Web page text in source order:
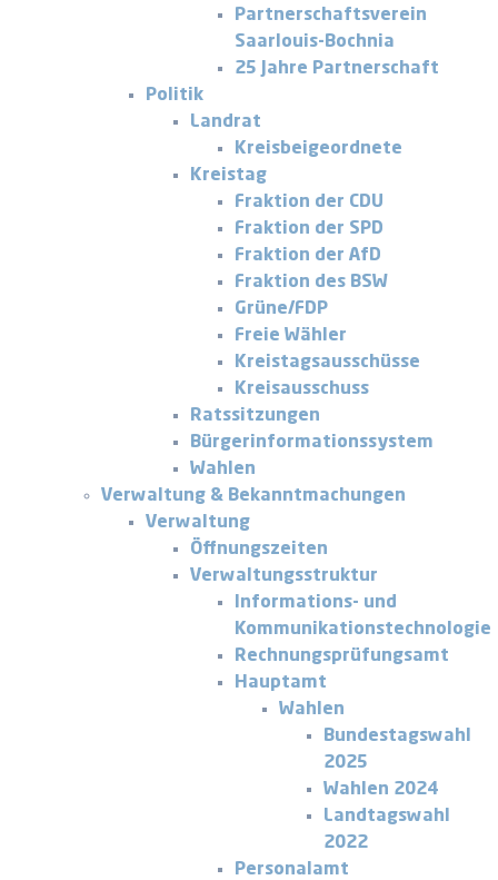
Partnerschaftsverein
Saarlouis-Bochnia
25 Jahre Partnerschaft
Politik
Landrat
Kreisbeigeordnete
Kreistag
Fraktion der CDU
Fraktion der SPD
Fraktion der AfD
Fraktion des BSW
Grüne/FDP
Freie Wähler
Kreistagsausschüsse
Kreisausschuss
Ratssitzungen
Bürgerinformationssystem
Wahlen
Verwaltung & Bekanntmachungen
Verwaltung
Öffnungszeiten
Verwaltungsstruktur
Informations- und
Kommunikationstechnologie
Rechnungsprüfungsamt
Hauptamt
Wahlen
Bundestagswahl
2025
Wahlen 2024
Landtagswahl
2022
Personalamt